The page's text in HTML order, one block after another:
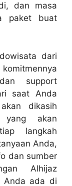
dan masa
paket buat
dari
support
saat Anda
dikasih
yang akan
langkah
Anda,
dan sumber
Alhijaz
Anda ada di